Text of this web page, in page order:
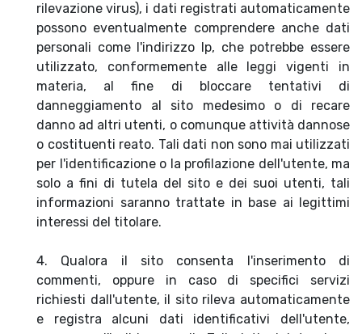
rilevazione virus), i dati registrati automaticamente
possono eventualmente comprendere anche dati
personali come l'indirizzo Ip, che potrebbe essere
utilizzato, conformemente alle leggi vigenti in
materia, al fine di bloccare tentativi di
danneggiamento al sito medesimo o di recare
danno ad altri utenti, o comunque attività dannose
o costituenti reato. Tali dati non sono mai utilizzati
per l'identificazione o la profilazione dell'utente, ma
solo a fini di tutela del sito e dei suoi utenti, tali
informazioni saranno trattate in base ai legittimi
interessi del titolare.
4. Qualora il sito consenta l'inserimento di
commenti, oppure in caso di specifici servizi
richiesti dall'utente, il sito rileva automaticamente
e registra alcuni dati identificativi dell'utente,